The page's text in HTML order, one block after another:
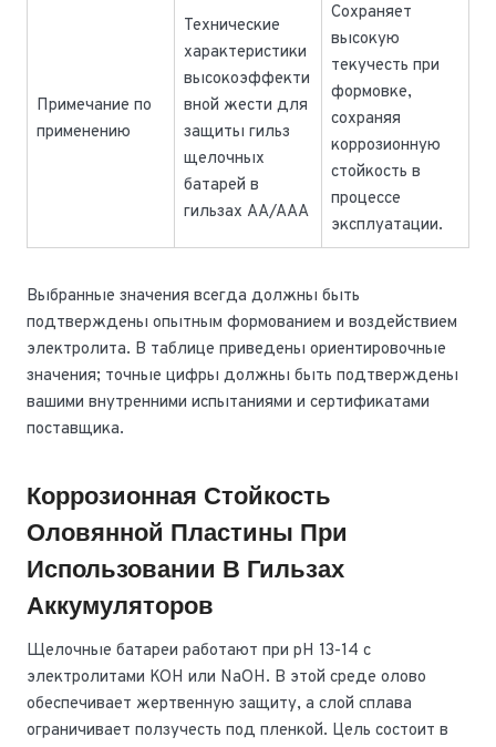
Примечание по
применению
Технические
характеристики
высокоэффекти
вной жести для
защиты гильз
щелочных
батарей в
гильзах AA/AAA
Сохраняет
высокую
текучесть при
формовке,
сохраняя
коррозионную
стойкость в
процессе
эксплуатации.
Выбранные значения всегда должны быть
подтверждены опытным формованием и воздействием
электролита. В таблице приведены ориентировочные
значения; точные цифры должны быть подтверждены
вашими внутренними испытаниями и сертификатами
поставщика.
Коррозионная Стойкость
Оловянной Пластины При
Использовании В Гильзах
Аккумуляторов
Щелочные батареи работают при pH 13-14 с
электролитами KOH или NaOH. В этой среде олово
обеспечивает жертвенную защиту, а слой сплава
ограничивает ползучесть под пленкой. Цель состоит в